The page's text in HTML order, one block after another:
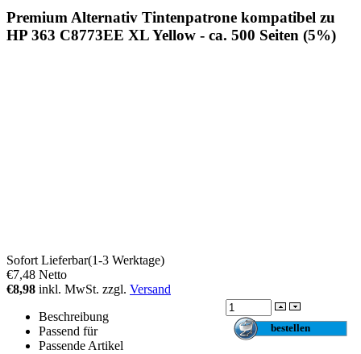
Premium Alternativ Tintenpatrone kompatibel zu
HP 363 C8773EE XL Yellow - ca. 500 Seiten (5%)
Sofort Lieferbar(1-3 Werktage)
€7,48 Netto
€8,98 inkl. MwSt. zzgl. Versand
Beschreibung
Passend für
Passende Artikel